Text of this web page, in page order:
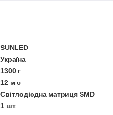
SUNLED
Україна
1300 г
12 міс
Світлодіодна матриця SMD
1 шт.